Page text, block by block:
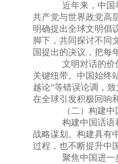
近年来，中国举
共产党与世界政党高
明确提出全球文明倡
脚下，共同探讨不同
国提出的决议，把每
文明对话的价值
关键纽带。中国始终
越论”等错误论调，
在全球引发积极回响
（二）构建中
构建中国话语和
战略谋划。构建具有
过程，也不断提升中
聚焦中国进一步